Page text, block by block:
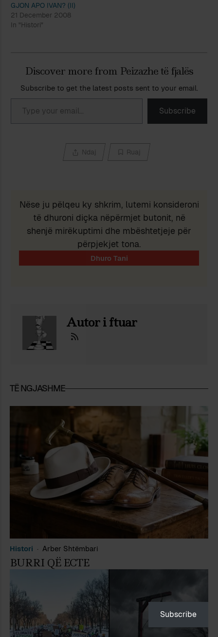
GJON APO IVAN? (II)
21 December 2008
In "Histori"
Discover more from Peizazhe të fjalës
Subscribe to get the latest posts sent to your email.
Type your email…
Subscribe
Ndaj Ruaj
Nëse ju pëlqeu ky shkrim, lutemi konsideroni
të dhuroni diçka nëpërmjet butonit, në
shenjë mirëkuptimi dhe mbështetjeje për
përpjekjet tona.
Autor i ftuar
TË NGJASHME
Histori Arber Shtëmbari
BURRI QË ECTE
Subscribe